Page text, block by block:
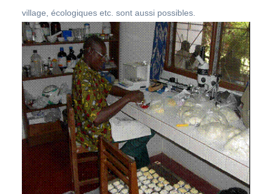
village, écologiques etc. sont aussi possibles.